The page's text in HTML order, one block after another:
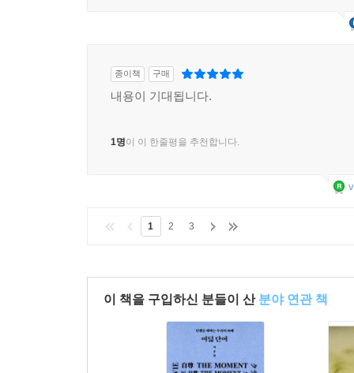
종이책 구매
내용이 기대됩니다.
1명이 이 한줄평을 추천합니다.
1 2 3
이 책을 구입하신 분들이 산 분야 연관 책